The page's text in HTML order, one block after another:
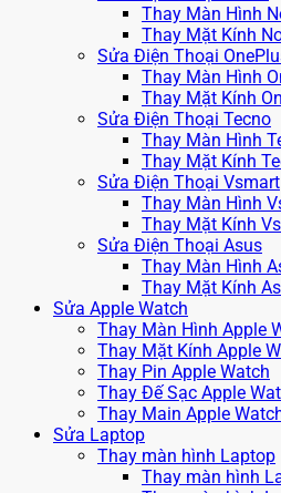
Thay Màn Hình
Thay Mặt Kính
Sửa Điện Thoại
Thay Màn Hình
Thay Mặt Kính
Sửa Điện Thoại Tecno
Thay Màn Hình
Thay Mặt Kính
Sửa Điện Thoại Vsmart
Thay Màn Hình
Thay Mặt Kính
Sửa Điện Thoại Asus
Thay Màn Hình
Thay Mặt Kính
Sửa Apple Watch
Thay Màn Hình Apple
Thay Mặt Kính Apple
Thay Pin Apple Watch
Thay Đế Sạc Apple
Thay Main Apple
Sửa Laptop
Thay màn hình Laptop
Thay màn hình